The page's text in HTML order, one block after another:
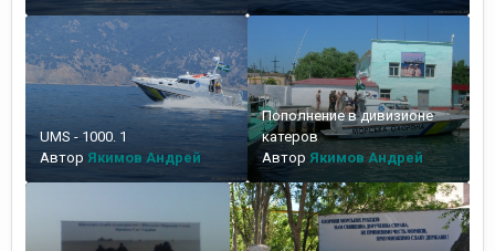
UMS - 1000. 1
Автор Якимов Андрей
Пополнение в дивизионе
катеров
Автор Якимов Андрей